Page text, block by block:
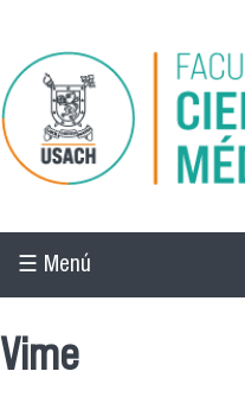
Pasar al contenido principal
☰ Menú
Vime